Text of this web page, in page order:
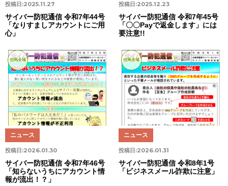
投稿日:2025.11.27
サイバー防犯通信 令和7年44号
「なりすましアカウントにご用
心」
投稿日:2025.12.23
サイバー防犯通信 令和7年45号
「〇〇Payで返金します」には
要注意!!
但馬全域
投稿日:2026.01.30
ニュース
サイバー防犯通信 令和7年46号
「知らないうちにアカウント情
報が流出！？」
但馬全域
投稿日:2026.01.31
ニュース
サイバー防犯通信 令和8年1号
「ビジネスメール詐欺に注意」